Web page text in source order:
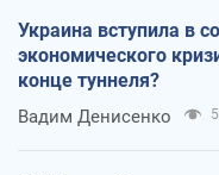
Украина вступила в
экономического
конце туннеля?
Вадим Денисенко